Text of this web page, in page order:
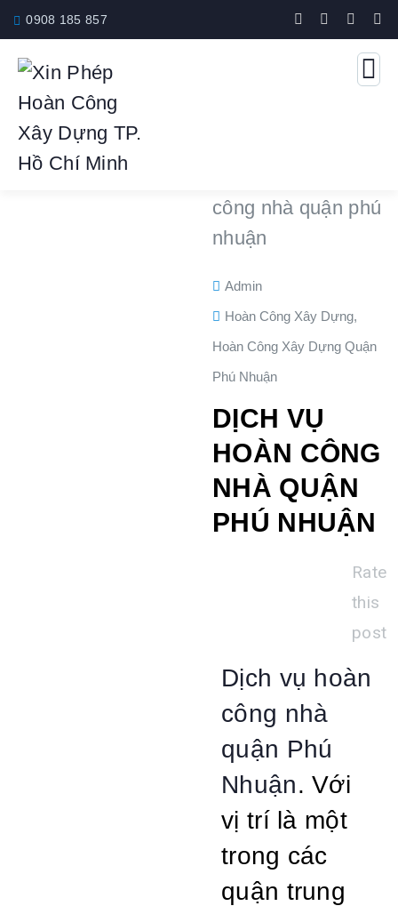
0908 185 857
Admin
Hoàn Công Xây Dựng,
Hoàn Công Xây Dựng Quận
Phú Nhuận
DỊCH VỤ
HOÀN CÔNG
NHÀ QUẬN
PHÚ NHUẬN
Rate
this
post
Dịch vụ hoàn
công nhà
quận Phú
Nhuận. Với
vị trí là một
trong các
quận trung